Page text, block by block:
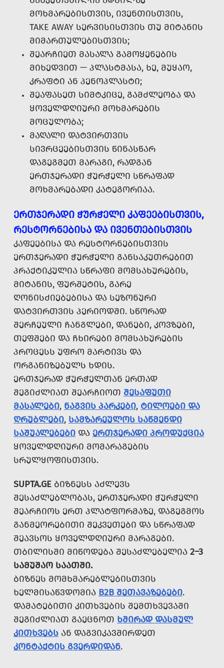
ᲛᲝᲮᲛᲐᲠᲔᲑᲘᲡᲗᲕᲘᲡ, ᲘᲕᲔᲜᲗᲘᲡᲗᲕᲘᲡ,
TAKE AWAY ᲡᲔᲠᲕᲘᲡᲘᲡᲗᲕᲘᲡ ᲗᲣ ᲛᲘᲢᲐᲜᲘᲡ
ᲛᲘᲛᲐᲠᲗᲣᲚᲔᲑᲘᲡᲗᲕᲘᲡ;
ᲨᲔᲐᲠᲩᲘᲔᲗ ᲛᲐᲡᲐᲚᲐ ᲒᲐᲛᲝᲧᲔᲜᲔᲑᲘᲡ
ᲛᲘᲮᲔᲓᲕᲘᲗ — ᲞᲚᲐᲡᲢᲛᲐᲡᲐ, ᲮᲔ, ᲛᲣᲧᲐᲝ,
ᲙᲠᲐᲤᲢᲘ ᲐᲜ ᲞᲔᲜᲝᲞᲚᲐᲡᲢᲘ;
ᲨᲔᲐᲤᲐᲡᲔᲗ ᲡᲘᲛᲢᲙᲘᲪᲔ, ᲒᲐᲛᲫᲚᲔᲝᲑᲐ ᲓᲐ
ᲧᲝᲕᲔᲚᲓᲦᲘᲣᲠᲘ ᲛᲝᲮᲛᲐᲠᲔᲑᲘᲡ
ᲛᲝᲪᲣᲚᲝᲑᲐ;
ᲛᲐᲦᲐᲚᲘ ᲓᲐᲢᲕᲘᲠᲗᲕᲘᲡ
ᲡᲘᲕᲠᲪᲔᲔᲑᲘᲡᲗᲕᲘᲡ ᲬᲘᲜᲐᲡᲬᲐᲠ
ᲓᲐᲒᲔᲒᲛᲔᲗ ᲛᲐᲠᲐᲒᲘ, ᲠᲐᲓᲒᲐᲜ
ᲔᲠᲗᲯᲔᲠᲐᲓᲘ ᲭᲣᲠᲭᲔᲚᲘ ᲡᲬᲠᲐᲤᲐᲓ
ᲛᲝᲮᲛᲐᲠᲔᲑᲐᲓᲘ ᲙᲐᲢᲔᲒᲝᲠᲘᲐᲐ.
ᲔᲠᲗᲯᲔᲠᲐᲓᲘ ᲭᲣᲠᲭᲔᲚᲘ ᲙᲐᲤᲔᲔᲑᲘᲡᲗᲕᲘᲡ,
ᲠᲔᲡᲢᲝᲠᲜᲔᲑᲘᲡᲐ ᲓᲐ ᲘᲕᲔᲜᲗᲔᲑᲘᲡᲗᲕᲘᲡ
ᲙᲐᲤᲔᲔᲑᲘᲡᲐ ᲓᲐ ᲠᲔᲡᲢᲝᲠᲜᲔᲑᲘᲡᲗᲕᲘᲡ
ᲔᲠᲗᲯᲔᲠᲐᲓᲘ ᲭᲣᲠᲭᲔᲚᲘ ᲒᲐᲜᲡᲐᲙᲣᲗᲠᲔᲑᲘᲗ
ᲞᲠᲐᲥᲢᲘᲙᲣᲚᲘᲐ ᲡᲬᲠᲐᲤᲘ ᲛᲝᲛᲡᲐᲮᲣᲠᲔᲑᲘᲡ,
ᲛᲘᲢᲐᲜᲘᲡ, ᲤᲣᲠᲨᲔᲢᲘᲡ, ᲒᲐᲠᲔ
ᲦᲝᲜᲘᲡᲫᲘᲔᲑᲔᲑᲘᲡᲐ ᲓᲐ ᲡᲔᲖᲝᲜᲣᲠᲘ
ᲓᲐᲢᲕᲘᲠᲗᲕᲘᲡ ᲞᲔᲠᲘᲝᲓᲨᲘ. ᲡᲬᲝᲠᲐᲓ
ᲨᲔᲠᲩᲔᲣᲚᲘ ᲩᲐᲜᲒᲚᲔᲑᲘ, ᲓᲐᲜᲔᲑᲘ, ᲙᲝᲕᲖᲔᲑᲘ,
ᲗᲔᲤᲨᲔᲑᲘ ᲓᲐ ᲩᲮᲘᲠᲔᲑᲘ ᲛᲝᲛᲡᲐᲮᲣᲠᲔᲑᲘᲡ
ᲞᲠᲝᲪᲔᲡᲡ ᲣᲤᲠᲝ ᲛᲐᲠᲢᲘᲕᲡ ᲓᲐ
ᲝᲠᲒᲐᲜᲘᲖᲔᲑᲣᲚᲡ ᲮᲓᲘᲡ.
ᲔᲠᲗᲯᲔᲠᲐᲓ ᲭᲣᲠᲭᲔᲚᲗᲐᲜ ᲔᲠᲗᲐᲓ
ᲨᲔᲒᲘᲫᲚᲘᲐᲗ ᲨᲔᲐᲠᲩᲘᲝᲗ ᲨᲔᲡᲐᲤᲣᲗᲘ
ᲛᲐᲡᲐᲚᲔᲑᲘ, ᲜᲐᲒᲕᲘᲡ ᲞᲐᲠᲙᲔᲑᲘ, ᲢᲘᲚᲝᲔᲑᲘ ᲓᲐ
ᲦᲠᲣᲑᲚᲔᲑᲘ, ᲡᲐᲛᲖᲐᲠᲔᲣᲚᲝᲡ ᲡᲐᲬᲛᲔᲜᲓᲘ
ᲡᲐᲨᲣᲐᲚᲔᲑᲔᲑᲘ ᲓᲐ ᲔᲠᲗᲯᲔᲠᲐᲓᲘ ᲞᲠᲝᲓᲣᲥᲪᲘᲐ
ᲧᲝᲕᲔᲚᲓᲦᲘᲣᲠᲘ ᲛᲝᲛᲐᲠᲐᲒᲔᲑᲘᲡ
ᲡᲠᲣᲚᲧᲝᲤᲘᲡᲗᲕᲘᲡ.
SUPTA.GE ᲑᲘᲖᲜᲔᲡᲡ ᲐᲫᲚᲔᲕᲡ
ᲨᲔᲡᲐᲫᲚᲔᲑᲚᲝᲑᲐᲡ, ᲔᲠᲗᲯᲔᲠᲐᲓᲘ ᲭᲣᲠᲭᲔᲚᲘ
ᲨᲔᲐᲠᲩᲘᲝᲡ ᲔᲠᲗ ᲞᲚᲐᲢᲤᲝᲠᲛᲐᲖᲔ, ᲓᲐᲒᲔᲒᲛᲝᲡ
ᲒᲐᲜᲛᲔᲝᲠᲔᲑᲘᲗᲘ ᲨᲔᲙᲕᲔᲗᲔᲑᲘ ᲓᲐ ᲡᲬᲠᲐᲤᲐᲓ
ᲨᲔᲐᲕᲡᲝᲡ ᲧᲝᲕᲔᲚᲓᲦᲘᲣᲠᲘ ᲛᲐᲠᲐᲒᲔᲑᲘ.
ᲗᲑᲘᲚᲘᲡᲨᲘ ᲛᲘᲬᲝᲓᲔᲑᲐ ᲨᲔᲡᲐᲫᲚᲔᲑᲔᲚᲘᲐ 2–3
ᲡᲐᲛᲣᲨᲐᲝ ᲡᲐᲐᲗᲨᲘ.
ᲑᲘᲖᲜᲔᲡ ᲛᲝᲛᲮᲛᲐᲠᲔᲑᲚᲔᲑᲘᲡᲗᲕᲘᲡ
ᲮᲔᲚᲛᲘᲡᲐᲬᲕᲓᲝᲛᲘᲐ B2B ᲨᲔᲗᲐᲕᲐᲖᲔᲑᲔᲑᲘ.
ᲓᲐᲛᲐᲢᲔᲑᲘᲗᲘ ᲙᲘᲗᲮᲕᲔᲑᲘᲡ ᲨᲔᲛᲗᲮᲕᲔᲕᲐᲨᲘ
ᲨᲔᲒᲘᲫᲚᲘᲐᲗ ᲒᲐᲔᲪᲜᲝᲗ ᲮᲨᲘᲠᲐᲓ ᲓᲐᲡᲛᲣᲚ
ᲙᲘᲗᲮᲕᲔᲑᲡ ᲐᲜ ᲓᲐᲒᲕᲘᲙᲐᲕᲨᲘᲠᲓᲔᲗ
ᲙᲝᲜᲢᲐᲥᲢᲘᲡ ᲒᲕᲔᲠᲓᲘᲓᲐᲜ.